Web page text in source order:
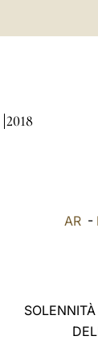
2018
AR -